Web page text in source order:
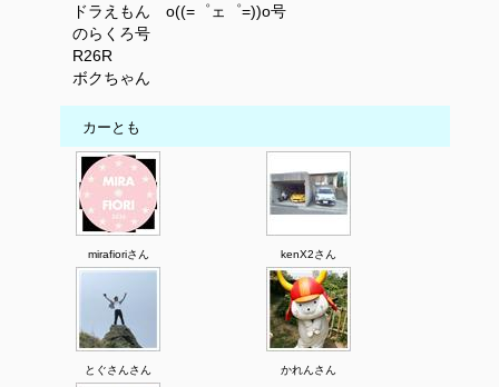
ドラえもん o((=゜ェ゜=))o号
のらくろ号
R26R
ボクちゃん
カーとも
mirafioriさん kenX2さん
とぐさんさん かれんさん